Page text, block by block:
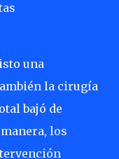
una
la cirugía
bajó de
manera, los